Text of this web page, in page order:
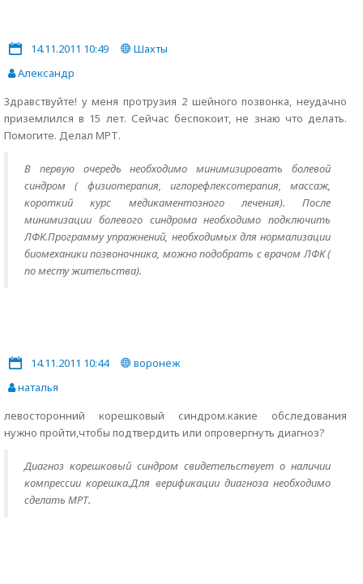
14.11.2011 10:49
Шахты
Александр
Здравствуйте! у меня протрузия 2 шейного позвонка, неудачно
приземлился в 15 лет. Сейчас беспокоит, не знаю что делать.
Помогите. Делал МРТ.
В первую очередь необходимо минимизировать болевой
синдром ( физиотерапия, иглорефлексотерапия, массаж,
короткий курс медикаментозного лечения). После
минимизации болевого синдрома необходимо подключить
ЛФК.Программу упражнений, необходимых для нормализации
биомеханики позвоночника, можно подобрать с врачом ЛФК (
по месту жительства).
14.11.2011 10:44
воронеж
наталья
левосторонний корешковый синдром.какие обследования
нужно пройти,чтобы подтвердить или опровергнуть диагноз?
Диагноз корешковый синдром свидетельствует о наличии
компрессии корешка.Для верификации диагноза необходимо
сделать МРТ.